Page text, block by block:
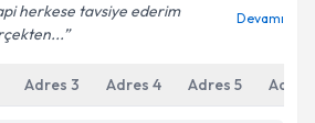
herkese tavsiye ederim
Devamı
Adres 3 Adres 4 Adres 5 Adres